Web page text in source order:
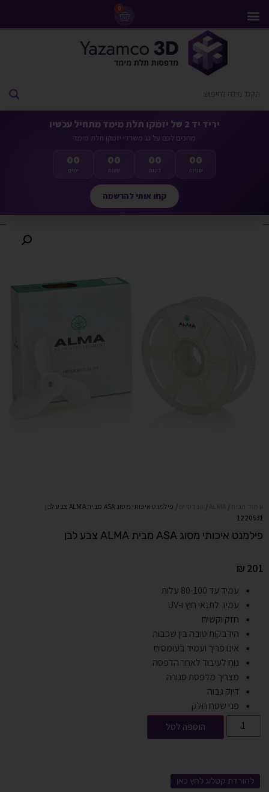
0
יריד יד 2 של יזמקו תלת מימד מתחיל עכשיו
מחכים לכם על גג משרדי יזמקו תלת מימד
00
ימים
00
שעות
00
דקות
00
שניות
קחו אותי להרשמה
/
/
/ פילמנט איכותי מסוג ASA מבית ALMA צבע לבן
1220531
פילמנט איכותי מסוג ASA מבית ALMA צבע לבן
₪ 201
עמיד עד 80-100 עלות
עמיד לתנאי חוץ ו-UV
חזק וקשיח
הידבקות טובה בין שכבות
אינו פריך ועמיד בעומסים
נוח לעיבוד לאחר הדפסה
מצריך מדפסת סגורה
דיוק גבוה
פני שטח חלק
הוספה לסל
להורדת קטלוג לחץ כאן